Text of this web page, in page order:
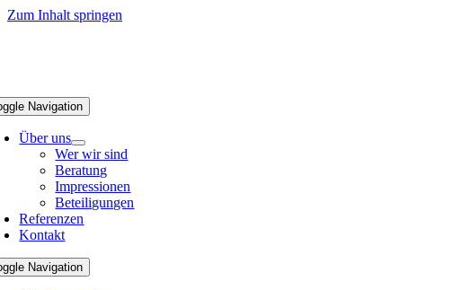
Zum Inhalt springen
Navigation
Über uns
Wer wir sind
Beratung
Impressionen
Beteiligungen
Referenzen
Kontakt
Navigation